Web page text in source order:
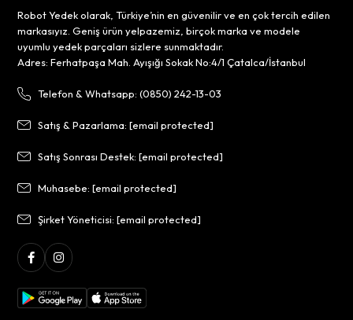
Robot Yedek olarak, Türkiye’nin en güvenilir ve en çok tercih edilen
markasıyız. Geniş ürün yelpazemiz, birçok marka ve modele
uyumlu yedek parçaları sizlere sunmaktadır.
Adres: Ferhatpaşa Mah. Ayışığı Sokak No:4/1 Çatalca/İstanbul
Telefon & Whatsapp: (0850) 242-13-03
Satış & Pazarlama:[email protected]
Satış Sonrası Destek:[email protected]
Muhasebe:[email protected]
Şirket Yöneticisi:[email protected]